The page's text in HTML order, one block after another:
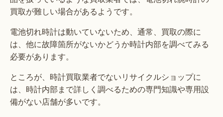
買取が難しい場合があるようです。
電池切れ時計は動いていないため、通常、買取の際に
は、他に故障箇所がないかどうか時計内部を調べてみる
必要があります。
ところが、時計買取業者でないリサイクルショップに
は、時計内部まで詳しく調べるための専門知識や専用設
備がない店舗が多いです。